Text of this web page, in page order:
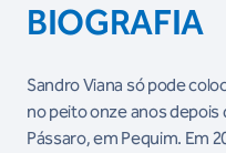
BIOGRAFIA
Sandro Viana só pode
no peito onze anos depois
Pássaro, em Pequim. Em